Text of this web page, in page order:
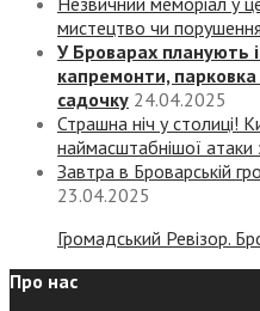
мистецтво чи
У Броварах планують
капремонти, парковка
садочку 24.04.2025
Страшна ніч у столиці!
наймасштабнішої атаки
Завтра в Броварській
23.04.2025
Громадський Ревізор.
Про нас